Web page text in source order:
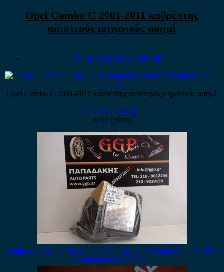
Opel Combo C 2001-2011 καθρέπτης
αριστερός μηχανικός ασημί
OPEL COMBO C 2001-2011
Opel Combo C 2001-2011 καθρέπτης αριστερός μηχανικός ασημί
Ρωτήστε τιμή
Δείτε επίσης
Καθρέπτης Δεξιός Ηλεκτρικός Άβαφος Opel Combo C 2001-2011
– Imitation Καινούριο